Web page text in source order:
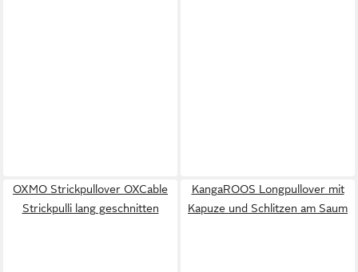
OXMO Strickpullover OXCable
Strickpulli lang geschnitten
KangaROOS Longpullover mit
Kapuze und Schlitzen am Saum